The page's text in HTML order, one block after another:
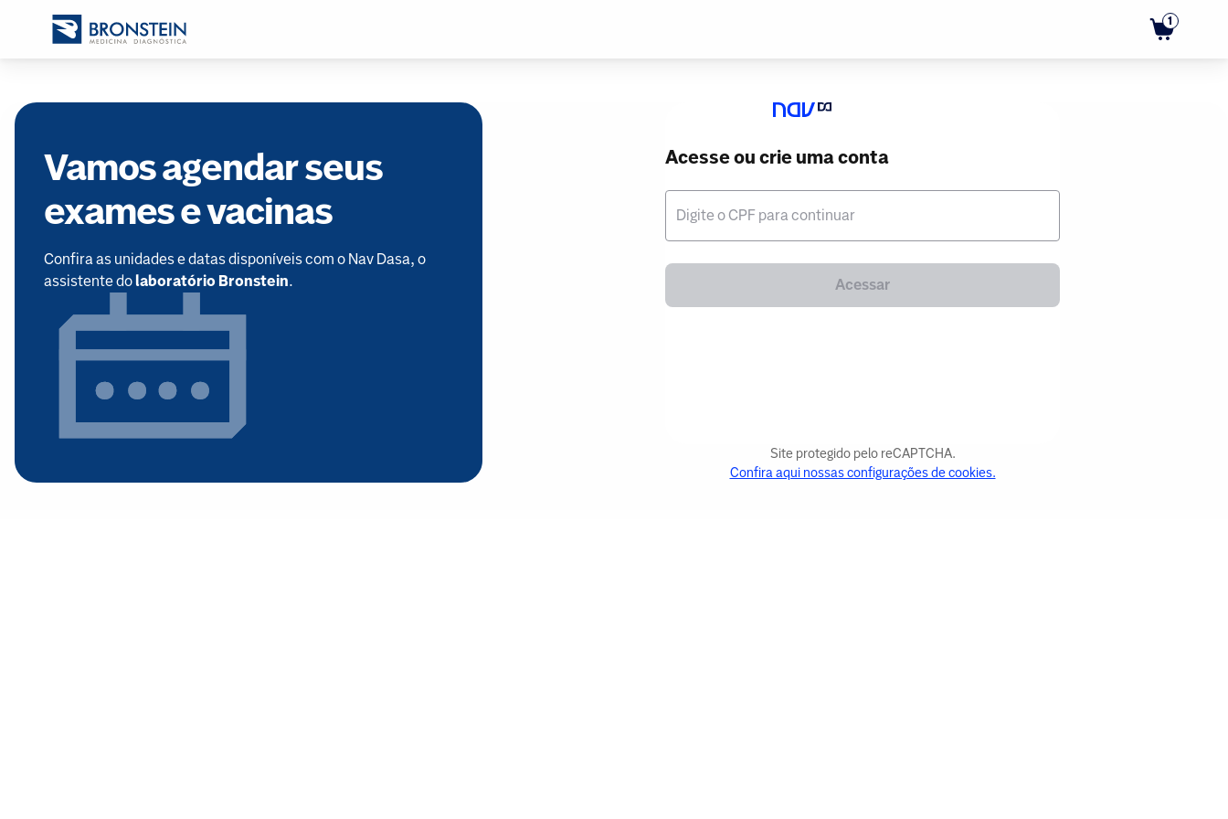
1
Vamos agendar seus
exames e vacinas
Confira as unidades e datas disponíveis com o Nav Dasa, o
assistente dolaboratório Bronstein.
Acesse ou crie uma conta
Digite o CPF para continuar
Acessar
Site protegido pelo reCAPTCHA.
Confira aqui nossas configurações de cookies.